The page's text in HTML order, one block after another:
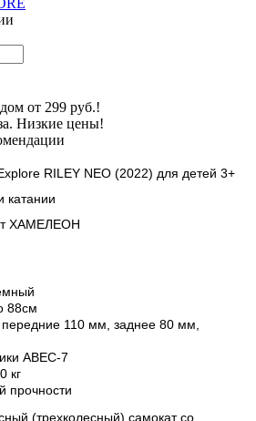
от 299 руб.!
Низкие цены!
RILEY NEO (2022) для детей 3+
ХАМЕЛЕОН
88см
110 мм, заднее 80 мм,
ABEC-7
кг
прочности
(трехколесный) самокат со